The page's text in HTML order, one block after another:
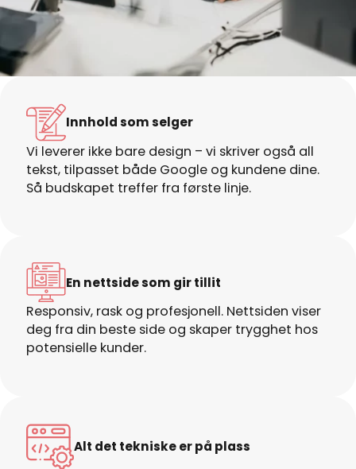
Innhold som selger
Vi leverer ikke bare design – vi skriver også all
tekst, tilpasset både Google og kundene dine.
Så budskapet treffer fra første linje.
En nettside som gir tillit
Responsiv, rask og profesjonell. Nettsiden viser
deg fra din beste side og skaper trygghet hos
potensielle kunder.
Alt det tekniske er på plass